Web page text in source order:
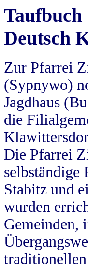
Deutsch
Zur Pfarrei
(Sypnywo)
Jagdhaus
die
Die Pfarrei
Stabitz und
wurden
Gemeinden,